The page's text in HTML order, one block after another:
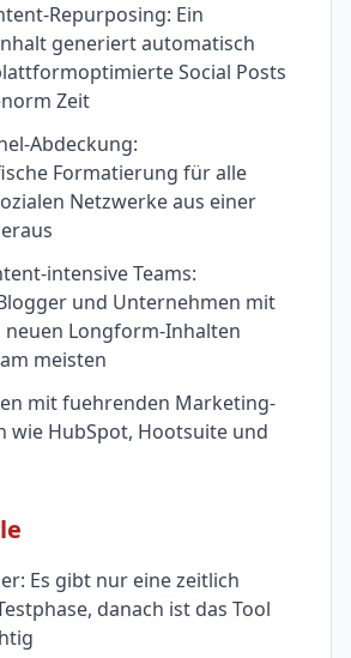
Repurposing: Ein
generiert automatisch
Social Posts
Zeit
Abdeckung:
Formatierung für alle
Netzwerke aus einer
intensive Teams:
und Unternehmen mit
neuen Longform-Inhalten
meisten
mit fuehrenden Marketing-
wie HubSpot, Hootsuite und
Es gibt nur eine zeitlich
danach ist das Tool